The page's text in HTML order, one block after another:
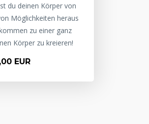
du deinen Körper von
Möglichkeiten heraus
zu einer ganz
Körper zu kreieren!
EUR